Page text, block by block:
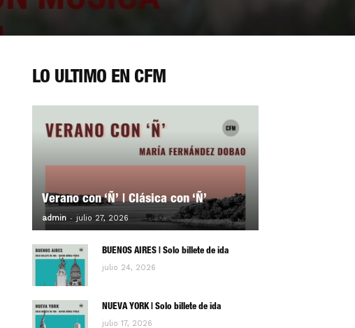
LO ÚLTIMO EN CFM
Verano con ‘Ñ’ | Clásica con ‘Ñ’
admin - julio 27, 2026 0
BUENOS AIRES | Solo billete de ida
julio 24, 2026
NUEVA YORK | Solo billete de ida
julio 17, 2026